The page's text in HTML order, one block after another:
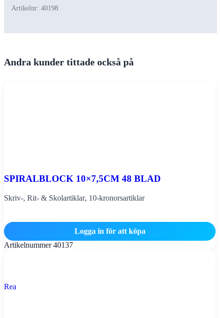
Artikelnr: 40198
Andra kunder tittade också på
SPIRALBLOCK 10×7,5CM 48 BLAD
Skriv-, Rit- & Skolartiklar, 10-kronorsartiklar
Logga in för att köpa
Artikelnummer40137
Rea